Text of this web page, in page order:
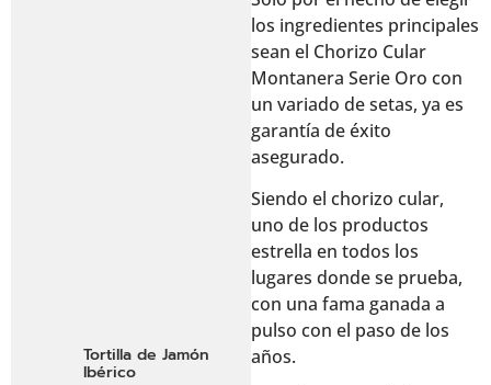
Tortilla de Jamón
Ibérico
los ingredientes principales
sean el Chorizo Cular
Montanera Serie Oro con
un variado de setas, ya es
garantía de éxito
asegurado.
Siendo el chorizo cular,
uno de los productos
estrella en todos los
lugares donde se prueba,
con una fama ganada a
pulso con el paso de los
años.